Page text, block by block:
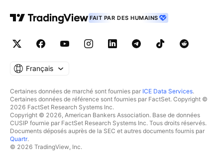
FAIT PAR DES HUMAINS
Français
Certaines données de marché sont fournies par ICE Data Services.
Certaines données de référence sont fournies par FactSet. Copyright ©
2026 FactSet Research Systems Inc.
Copyright © 2026, American Bankers Association. Base de données
CUSIP fournie par FactSet Research Systems Inc. Tous droits réservés.
Documents déposés auprès de la SEC et autres documents fournis par
Quartr.
© 2026 TradingView, Inc.